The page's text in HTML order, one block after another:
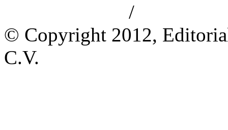
/
© Copyright 2012,
C.V.